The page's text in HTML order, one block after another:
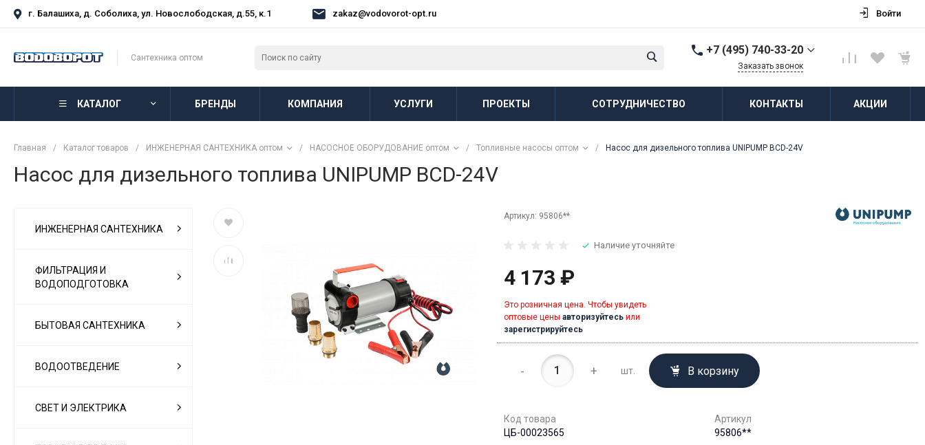
г. Балашиха, д. Соболиха, ул. Новослободская, д.55, к.1 zakaz@vodovorot-opt.ru Войти
Сантехника оптом
+7 (495) 740-33-20
г. Балашиха, д.
Пн-Пт: 8:00-18:00 Cб-Вс:
Заказать звонок
КАТАЛОГ БРЕНДЫ КОМПАНИЯ УСЛУГИ ПРОЕКТЫ СОТРУДНИЧЕСТВО КОНТАКТЫ АКЦИИ
Главная / Каталог товаров / ИНЖЕНЕРНАЯ САНТЕХНИКА оптом / НАСОСНОЕ ОБОРУДОВАНИЕ оптом / Топливные насосы оптом / Насос для дизельного топлива UNIPUMP BCD-24V
Насос для дизельного топлива UNIPUMP BCD-24V
ИНЖЕНЕРНАЯ САНТЕХНИКА
ФИЛЬТРАЦИЯ И
ВОДОПОДГОТОВКА
БЫТОВАЯ САНТЕХНИКА
ВОДООТВЕДЕНИЕ
СВЕТ И ЭЛЕКТРИКА
Артикул: 95806**
Наличие уточняйте
4 173 ₽
Это розничная цена. Чтобы увидеть
оптовые цены авторизуйтесьили
зарегистрируйтесь
- + шт. В корзину
Код товара
ЦБ-00023565
Артикул
95806**